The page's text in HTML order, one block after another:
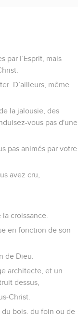
par l’Esprit, mais
D’ailleurs, même
la jalousie, des
vous pas d'une
pas animés par votre
avez cru,
croissance.
en fonction de son
de Dieu.
architecte, et un
dessus,
Christ.
bois, du foin ou de